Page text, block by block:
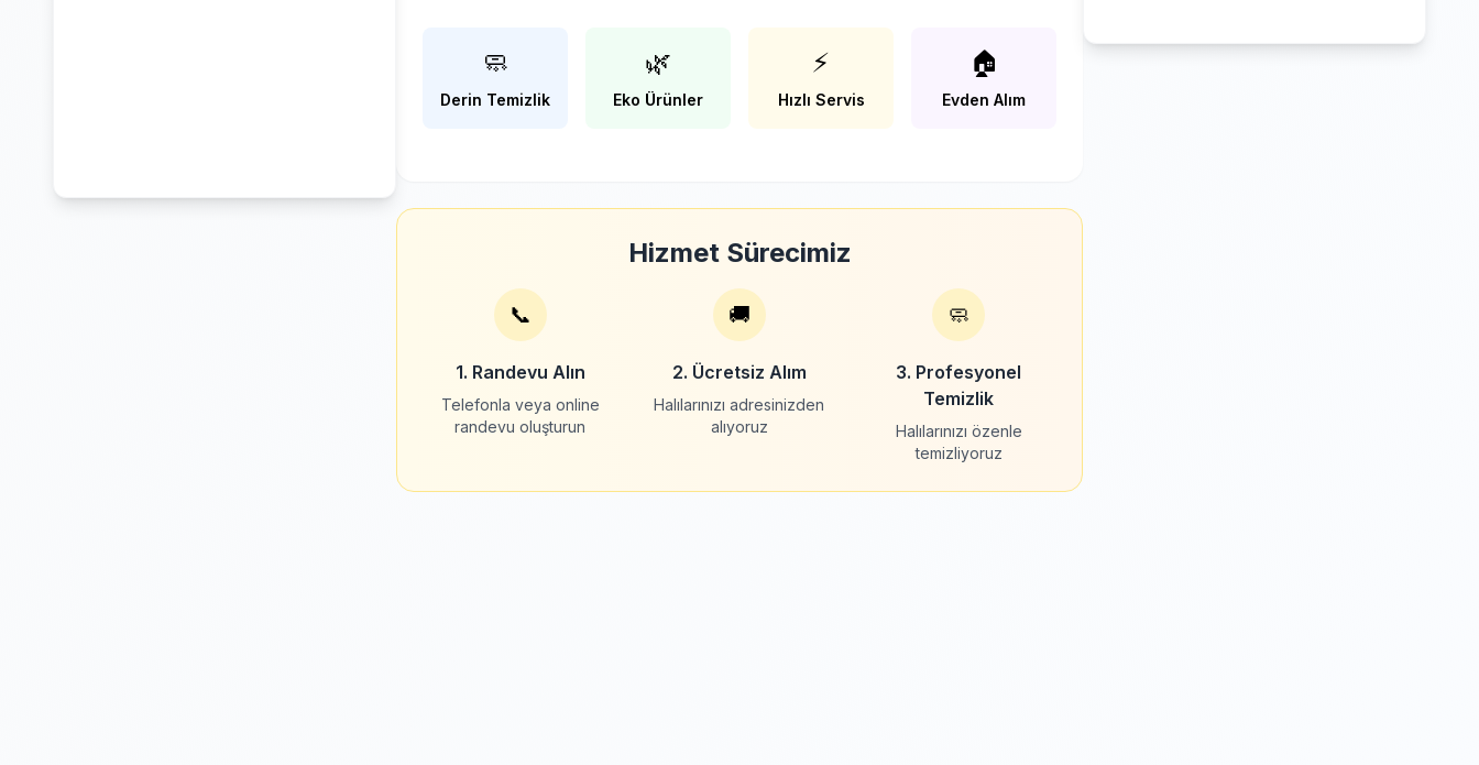
🧼
Derin Temizlik
🌿
Eko Ürünler
⚡
Hızlı Servis
🏠
Evden Alım
Hizmet Sürecimiz
📞
1. Randevu Alın
Telefonla veya online
randevu oluşturun
🚚
2. Ücretsiz Alım
Halılarınızı adresinizden
alıyoruz
🧼
3. Profesyonel
Temizlik
Halılarınızı özenle
temizliyoruz